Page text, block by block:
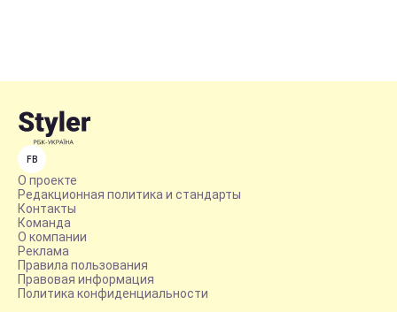
FB
О проекте
Редакционная политика и стандарты
Контакты
Команда
О компании
Реклама
Правила пользования
Правовая информация
Политика конфиденциальности